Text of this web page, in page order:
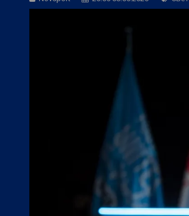
Европейски